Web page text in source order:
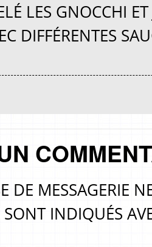
LES GNOCCHI
DIFFÉRENTES
DE MESSAGERIE
SONT INDIQUÉS